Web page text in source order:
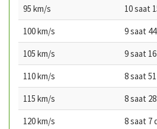
95 km/s
10 saat
100 km/s
9 saat
105 km/s
9 saat
110 km/s
8 saat
115 km/s
8 saat
120 km/s
8 saat 7